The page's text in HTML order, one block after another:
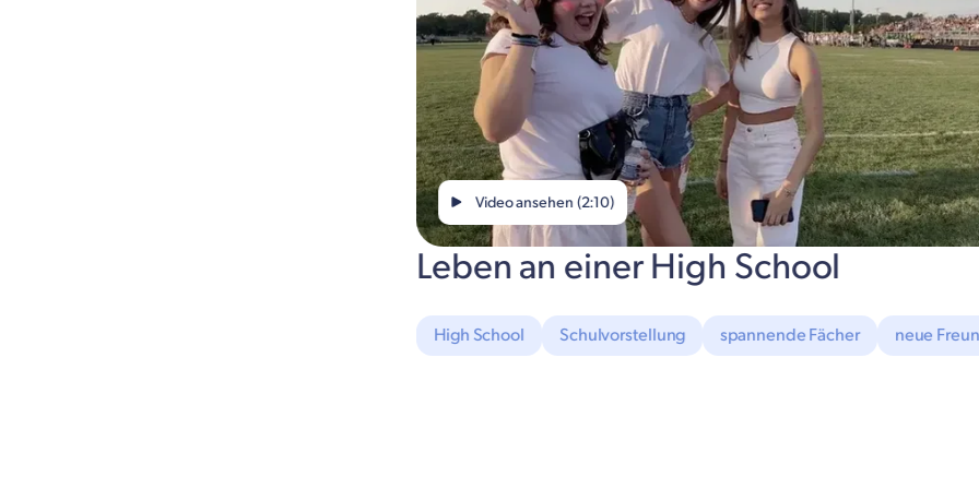
Video ansehen (2:10)
Leben an einer High School
High School Schulvorstellung spannende Fächer neue